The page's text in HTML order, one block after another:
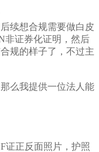
续想合规需要做白皮
非证券化证明，然后
规的样子了，不过主
么我提供一位法人能
证正反面照片，护照